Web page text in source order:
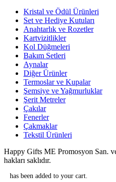
Kristal ve Ödül Ürünleri
Set ve Hediye Kutuları
Anahtarlık ve Rozetler
Kartvizitlikler
Kol Düğmeleri
Bakım Setleri
Aynalar
Diğer Ürünler
Termoslar ve Kupalar
Şemsiye ve Yağmurluklar
Şerit Metreler
Çakılar
Fenerler
Çakmaklar
Tekstil Ürünleri
Happy Gifts ME Promosyon San.
hakları saklıdır.
has been added to your cart.